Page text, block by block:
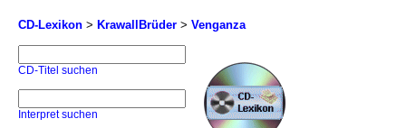
CD-Lexikon > KrawallBrüder > Venganza
CD-Titel suchen
Interpret suchen